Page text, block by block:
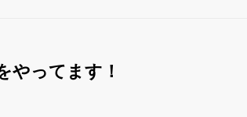
やってます！